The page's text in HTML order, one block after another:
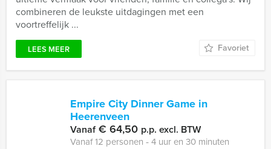
combineren de leukste uitdagingen met een
voortreffelijk ...
LEES MEER Favoriet
Empire City Dinner Game in
Heerenveen
Vanaf€ 64,50 p.p. excl. BTW
Vanaf 12 personen ‐ 4 uur en 30 minuten